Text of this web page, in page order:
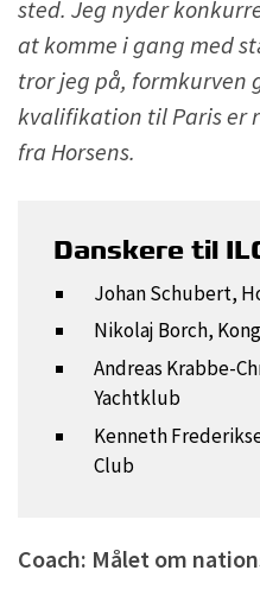
sted. Jeg nyder
at komme i gang med
tror jeg på, formkurven
kvalifikation til Paris er
fra Horsens.
Danskere til
Johan Schubert,
Nikolaj Borch,
Andreas Krabbe-
Yachtklub
Kenneth
Club
Coach: Målet om